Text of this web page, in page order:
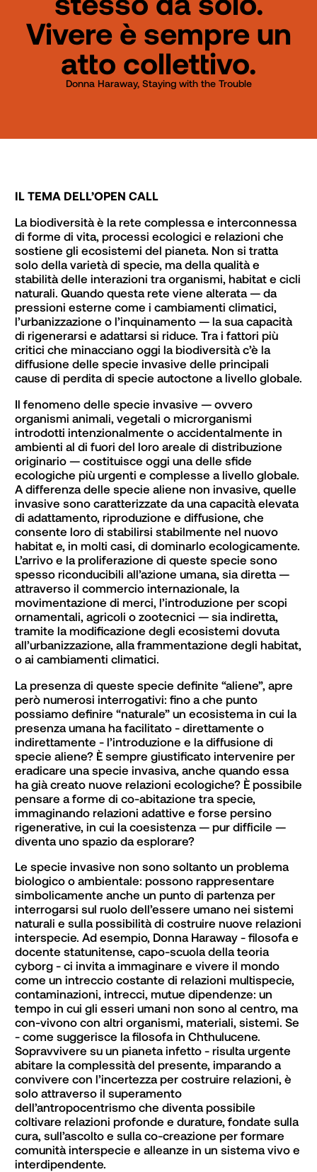
Vivere è sempre un
atto collettivo.
Donna Haraway, Staying with the Trouble
IL TEMA DELL’OPEN CALL
La biodiversità è la rete complessa e interconnessa
di forme di vita, processi ecologici e relazioni che
sostiene gli ecosistemi del pianeta. Non si tratta
solo della varietà di specie, ma della qualità e
stabilità delle interazioni tra organismi, habitat e cicli
naturali. Quando questa rete viene alterata — da
pressioni esterne come i cambiamenti climatici,
l’urbanizzazione o l’inquinamento — la sua capacità
di rigenerarsi e adattarsi si riduce. Tra i fattori più
critici che minacciano oggi la biodiversità c’è la
diffusione delle specie invasive delle principali
cause di perdita di specie autoctone a livello globale.
Il fenomeno delle specie invasive — ovvero
organismi animali, vegetali o microrganismi
introdotti intenzionalmente o accidentalmente in
ambienti al di fuori del loro areale di distribuzione
originario — costituisce oggi una delle sfide
ecologiche più urgenti e complesse a livello globale.
A differenza delle specie aliene non invasive, quelle
invasive sono caratterizzate da una capacità elevata
di adattamento, riproduzione e diffusione, che
consente loro di stabilirsi stabilmente nel nuovo
habitat e, in molti casi, di dominarlo ecologicamente.
L’arrivo e la proliferazione di queste specie sono
spesso riconducibili all’azione umana, sia diretta —
attraverso il commercio internazionale, la
movimentazione di merci, l’introduzione per scopi
ornamentali, agricoli o zootecnici — sia indiretta,
tramite la modificazione degli ecosistemi dovuta
all’urbanizzazione, alla frammentazione degli habitat,
o ai cambiamenti climatici.
La presenza di queste specie definite “aliene”, apre
però numerosi interrogativi: fino a che punto
possiamo definire “naturale” un ecosistema in cui la
presenza umana ha facilitato - direttamente o
indirettamente - l’introduzione e la diffusione di
specie aliene? È sempre giustificato intervenire per
eradicare una specie invasiva, anche quando essa
ha già creato nuove relazioni ecologiche? È possibile
pensare a forme di co-abitazione tra specie,
immaginando relazioni adattive e forse persino
rigenerative, in cui la coesistenza — pur difficile —
diventa uno spazio da esplorare?
Le specie invasive non sono soltanto un problema
biologico o ambientale: possono rappresentare
simbolicamente anche un punto di partenza per
interrogarsi sul ruolo dell’essere umano nei sistemi
naturali e sulla possibilità di costruire nuove relazioni
interspecie. Ad esempio, Donna Haraway - filosofa e
docente statunitense, capo-scuola della teoria
cyborg - ci invita a immaginare e vivere il mondo
come un intreccio costante di relazioni multispecie,
contaminazioni, intrecci, mutue dipendenze: un
tempo in cui gli esseri umani non sono al centro, ma
con-vivono con altri organismi, materiali, sistemi. Se
- come suggerisce la filosofa in Chthulucene.
Sopravvivere su un pianeta infetto - risulta urgente
abitare la complessità del presente, imparando a
convivere con l’incertezza per costruire relazioni, è
solo attraverso il superamento
dell’antropocentrismo che diventa possibile
coltivare relazioni profonde e durature, fondate sulla
cura, sull’ascolto e sulla co-creazione per formare
comunità interspecie e alleanze in un sistema vivo e
interdipendente.